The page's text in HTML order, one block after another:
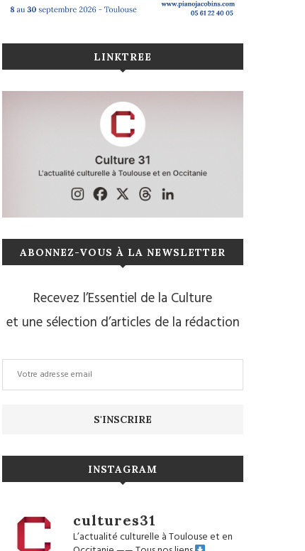
LINKTREE
ABONNEZ-VOUS À LA NEWSLETTER
Recevez l’Essentiel de la Culture
et une sélection d’articles de la rédaction
INSTAGRAM
cultures31
L’actualité culturelle à Toulouse et en